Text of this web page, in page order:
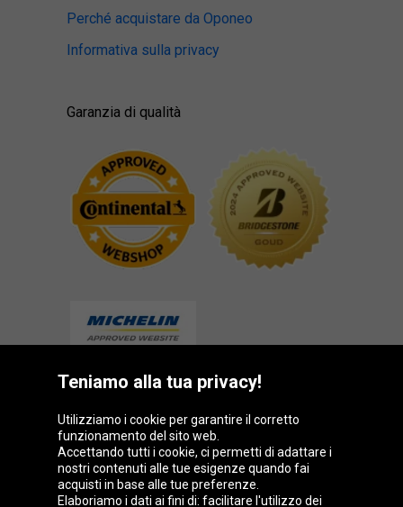
Perché acquistare da Oponeo
Informativa sulla privacy
Garanzia di qualità
Gruppo Oponeo
Belgique
Česká
republika
Deutschland
Teniamo alla tua privacy!
Utilizziamo i cookie per garantire il corretto
funzionamento del sito web.
Accettando tutti i cookie, ci permetti di adattare i
nostri contenuti alle tue esigenze quando fai
acquisti in base alle tue preferenze.
Elaboriamo i dati ai fini di: facilitare l'utilizzo dei